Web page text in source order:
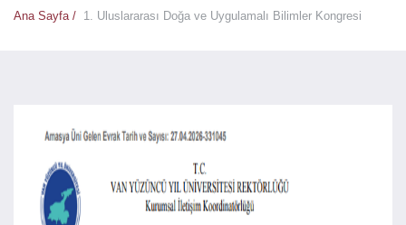
Ana Sayfa / 1. Uluslararası Doğa ve Uygulamalı Bilimler Kongresi